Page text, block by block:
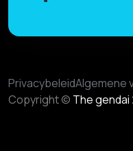
PrivacybeleidAlgemene
Copyright © The gendai